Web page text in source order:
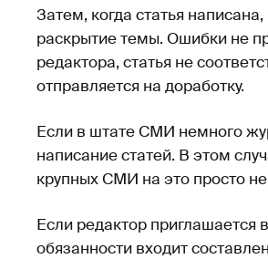
Затем, когда статья
раскрытие темы. Ошибки не
редактора, статья не
отправляется на доработку.
Если в штате СМИ немного
написание статей. В этом
крупных СМИ на это просто
Если редактор приглашается
обязанности входит